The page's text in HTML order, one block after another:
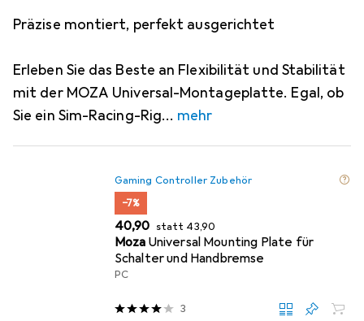
Präzise montiert, perfekt ausgerichtet
Erleben Sie das Beste an Flexibilität und Stabilität
mit der MOZA Universal-Montageplatte. Egal, ob
Sie ein Sim-Racing-Rig
mehr
Gaming Controller Zubehör
−7%
EUR
40,90 statt EUR
43,90
Moza Universal Mounting Plate für
Schalter und Handbremse
PC
3